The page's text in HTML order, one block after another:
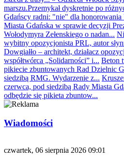
marszu.Przemykał dyskretnie po
Gdańscy radni: "nie" dla honorowania
Miasta Gdańska w sprawie decyzji
Wołodymyra Zełenskiego o nadan...
wybitny opozycjonista PRL, autor
Dowgiałło – architekt, działacz
współtwórca „Solidarności” i... Beton
pikiecie zbuntowanych Rad Dzielnic
siedzibą RMG. Wydarzenie z...
czerwca, pod siedzibą Rady Miasta
odbędzie się pikieta zbuntow...
Wiadomości
czwartek, 06 sierpnia 2026 09:01